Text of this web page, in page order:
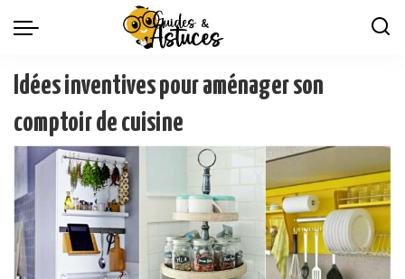
Idées inventives pour aménager son
comptoir de cuisine